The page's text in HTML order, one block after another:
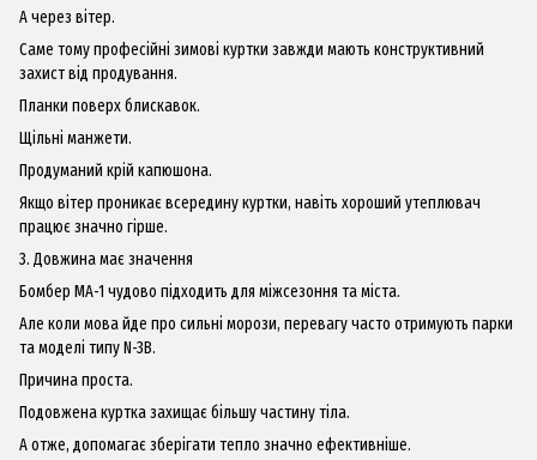
А через вітер.
Саме тому професійні зимові куртки завжди мають конструктивний
захист від продування.
Планки поверх блискавок.
Щільні манжети.
Продуманий крій капюшона.
Якщо вітер проникає всередину куртки, навіть хороший утеплювач
працює значно гірше.
3. Довжина має значення
Бомбер MA-1 чудово підходить для міжсезоння та міста.
Але коли мова йде про сильні морози, перевагу часто отримують парки
та моделі типу N-3B.
Причина проста.
Подовжена куртка захищає більшу частину тіла.
А отже, допомагає зберігати тепло значно ефективніше.